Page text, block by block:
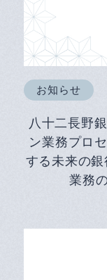
お知らせ
八十二長野
ン業務プロ
する未来の
業務